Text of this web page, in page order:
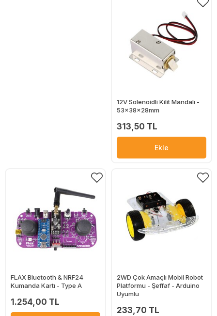
12V Solenoidli Kilit Mandalı -
53x38x28mm
313,50 TL
Ekle
FLAX Bluetooth & NRF24
Kumanda Kartı - Type A
1.254,00 TL
2WD Çok Amaçlı Mobil Robot
Platformu - Şeffaf - Arduino
Uyumlu
233,70 TL